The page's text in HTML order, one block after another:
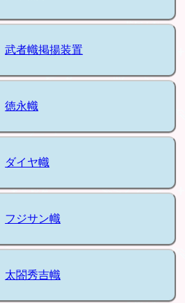
武者幟掲揚装置
徳永幟
ダイヤ幟
フジサン幟
太閤秀吉幟